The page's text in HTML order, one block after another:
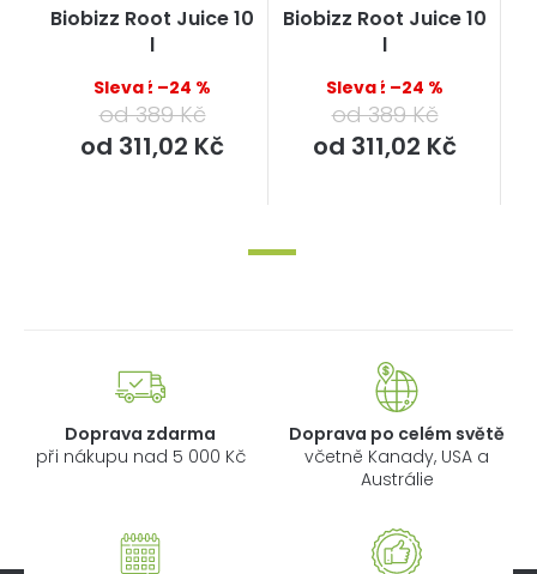
Biobizz Root Juice 10
l
až –24 %
od 389 Kč
od 311,02 Kčcena:
Biobizz Root Juice 10
l
až –24 %
od 389 Kč
od 311,02 Kčcena:
Doprava zdarma
při nákupu nad 5 000 Kč
Doprava po celém světě
včetně Kanady, USA a
Austrálie